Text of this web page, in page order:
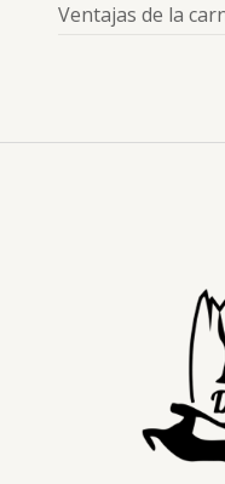
Ventajas de la